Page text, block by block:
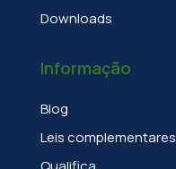
Downloads
Informação
Blog
Leis complementares